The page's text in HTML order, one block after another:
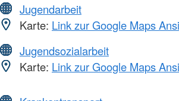
Jugendarbeit
Karte: Link zur Google Maps
Jugendsozialarbeit
Karte: Link zur Google Maps